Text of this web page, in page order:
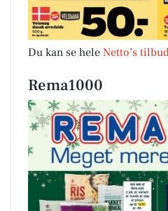
Du kan se hele Netto’s
Rema1000